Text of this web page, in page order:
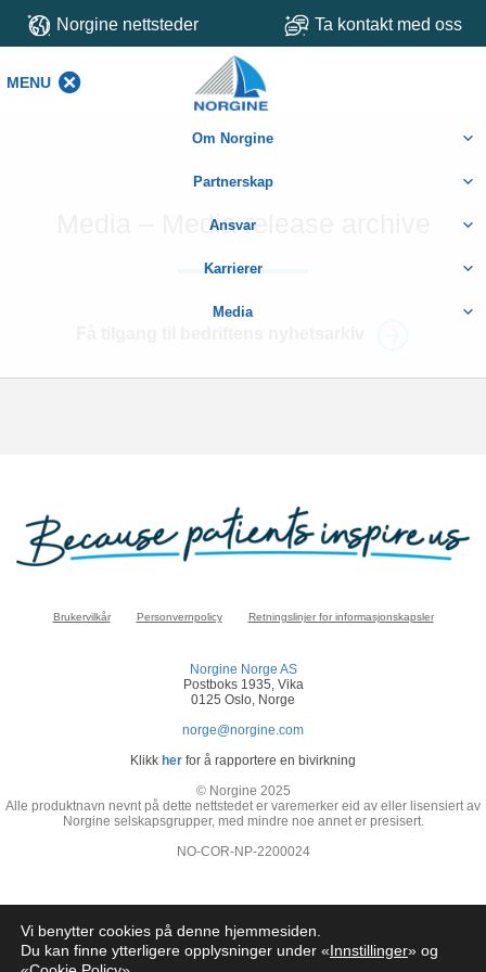
Norgine nettsteder Ta kontakt med oss
MENU
Om Norgine
Partnerskap
Ansvar
Karrierer
Media
Media – Media release archive
Brukervilkår Personvernpolicy Retningslinjer for informasjonskapsler
Norgine Norge AS
Postboks 1935, Vika
0125 Oslo, Norge
norge@norgine.com
Klikk her for å rapportere en bivirkning
© Norgine 2025
Alle produktnavn nevnt på dette nettstedet er varemerker eid av eller lisensiert av
Norgine selskapsgrupper, med mindre noe annet er presisert.
NO-COR-NP-2200024
Vi benytter cookies på denne hjemmesiden.
Du kan finne ytterligere opplysninger under «Innstillinger» og